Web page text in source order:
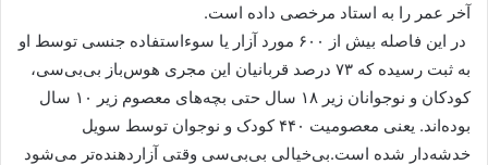
آخر عمر را به استاد مرخصی داده است.
در این فاصله بیش از ۶۰۰ مورد آزار یا سوءاستفاده جنسی توسط او
به ثبت رسیده که ۷۳ درصد قربانیان این مجری هوس‌باز بی‌بی‌سی،
کودکان و نوجوانان زیر ۱۸ سال حتی بچه‌های معصوم زیر ۱۰ سال
بوده‌اند. یعنی معصومیت ۴۴۰ کودک و نوجوان توسط سویل
خدشه‌دار شده است.بی‌خیالی بی‌بی‌سی وقتی آزاردهنده‌تر می‌شود